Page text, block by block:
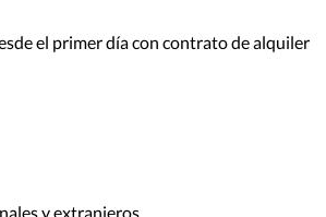
el primer día con contrato de alquiler
y extranjeros